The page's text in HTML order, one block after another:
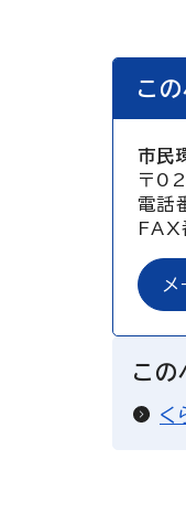
こ
市民
〒
電話
FAX
この
く